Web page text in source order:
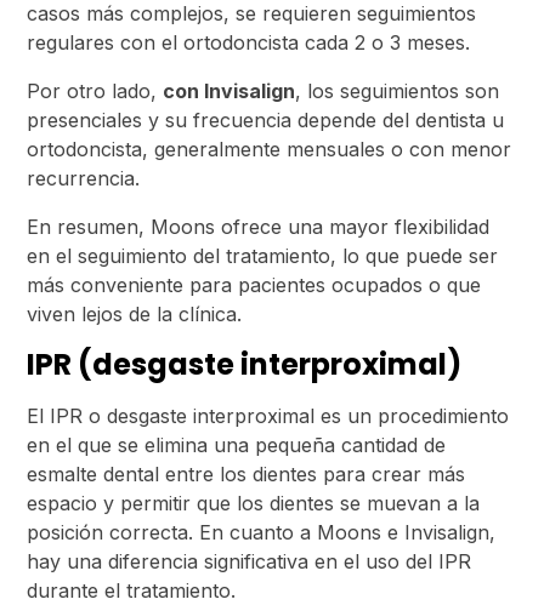
casos más complejos, se requieren seguimientos
regulares con el ortodoncista cada 2 o 3 meses.
Por otro lado, con Invisalign, los seguimientos son
presenciales y su frecuencia depende del dentista u
ortodoncista, generalmente mensuales o con menor
recurrencia.
En resumen, Moons ofrece una mayor flexibilidad
en el seguimiento del tratamiento, lo que puede ser
más conveniente para pacientes ocupados o que
viven lejos de la clínica.
IPR (desgaste interproximal)
El IPR o desgaste interproximal es un procedimiento
en el que se elimina una pequeña cantidad de
esmalte dental entre los dientes para crear más
espacio y permitir que los dientes se muevan a la
posición correcta. En cuanto a Moons e Invisalign,
hay una diferencia significativa en el uso del IPR
durante el tratamiento.